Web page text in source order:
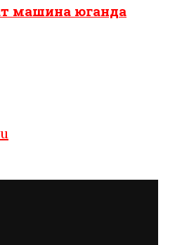
машина юганда